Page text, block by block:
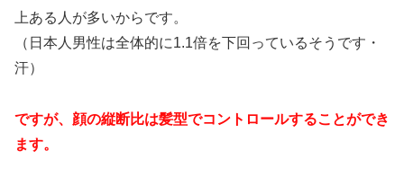
上ある人が多いからです。
（日本人男性は全体的に1.1倍を下回っているそうです・
汗）
ですが、顔の縦断比は髪型でコントロールすることができ
ます。